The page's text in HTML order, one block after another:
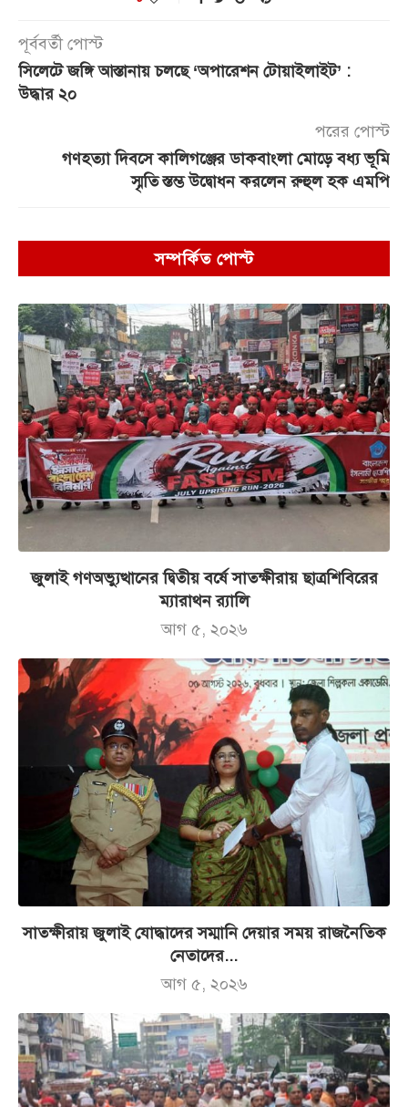
পূর্ববর্তী পোস্ট
সিলেটে জঙ্গি আস্তানায় চলছে ‘অপারেশন টোয়াইলাইট’ :
উদ্ধার ২০
পরের পোস্ট
গণহত্যা দিবসে কালিগঞ্জের ডাকবাংলা মোড়ে বধ্য ভূমি
স্মৃতি স্তম্ভ উদ্বোধন করলেন রুহুল হক এমপি
সম্পর্কিত পোস্ট
জুলাই গণঅভ্যুত্থানের দ্বিতীয় বর্ষে সাতক্ষীরায় ছাত্রশিবিরের
ম্যারাথন র‌্যালি
আগ ৫, ২০২৬
সাতক্ষীরায় জুলাই যোদ্ধাদের সম্মানি দেয়ার সময় রাজনৈতিক
নেতাদের...
আগ ৫, ২০২৬